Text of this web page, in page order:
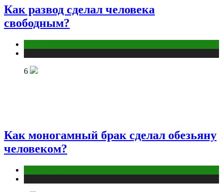
Как развод сделал человека
свободным?
6
Как моногамный брак сделал обезьяну
человеком?